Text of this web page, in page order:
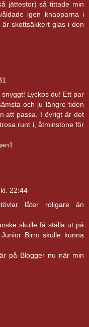
jättestor) så tittade min
igen knapparna i
skottsäkkert glas i den
Lyckos du! Ett par
och ju längre tiden
att passa. I övrigt är det
runt i, åtminstone för
22:44
låter roligare än
skulle få ställa ut på
Birro skulle kunna
på Blogger nu när min